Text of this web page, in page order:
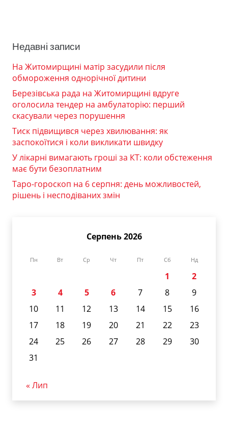
Недавні записи
На Житомирщині матір засудили після
обмороження однорічної дитини
Березівська рада на Житомирщині вдруге
оголосила тендер на амбулаторію: перший
скасували через порушення
Тиск підвищився через хвилювання: як
заспокоїтися і коли викликати швидку
У лікарні вимагають гроші за КТ: коли обстеження
має бути безоплатним
Таро-гороскоп на 6 серпня: день можливостей,
рішень і несподіваних змін
Серпень 2026
Пн Вт Ср Чт Пт Сб Нд
1
2
3
4 5 6 7 8
9
10
11 12 13 14 15
16
17
18 19 20 21 22
23
24
25 26 27 28 29
30
31
« Лип